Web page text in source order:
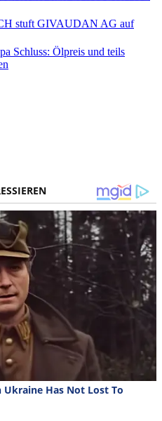
stuft GIVAUDAN AG auf
Schluss: Ölpreis und teils